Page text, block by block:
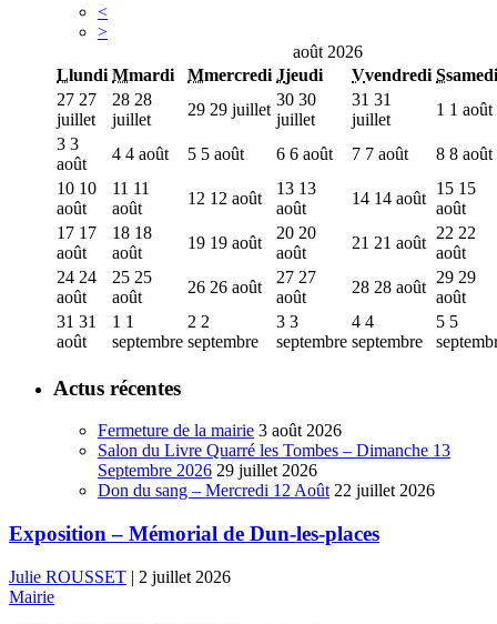
<
>
août 2026
Llundi Mmardi Mmercredi Jjeudi Vvendredi Ssamedi
27 27
juillet
28 28
juillet
29 29 juillet
30 30
juillet
31 31
juillet
1 1 août
3 3
août
4 4 août 5 5 août 6 6 août 7 7 août 8 8 août
10 10
août
11 11
août
12 12 août
13 13
août
14 14 août
15 15
août
17 17
août
18 18
août
19 19 août
20 20
août
21 21 août
22 22
août
24 24
août
25 25
août
26 26 août
27 27
août
28 28 août
29 29
août
31 31
août
1 1
septembre
2 2
septembre
3 3
septembre
4 4
septembre
5 5
Actus récentes
Fermeture de la mairie 3 août 2026
Salon du Livre Quarré les Tombes – Dimanche 13
Septembre 2026 29 juillet 2026
Don du sang – Mercredi 12 Août 22 juillet 2026
Exposition – Mémorial de Dun-les-places
Julie ROUSSET | 2 juillet 2026
Mairie